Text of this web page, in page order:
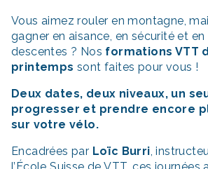
Vous aimez rouler en montagne,
gagner en aisance, en sécurité et
descentes ? Nos formations VTT
printemps sont faites pour vous !
Deux dates, deux niveaux, un
progresser et prendre encore
sur votre vélo.
Encadrées par Loïc Burri,